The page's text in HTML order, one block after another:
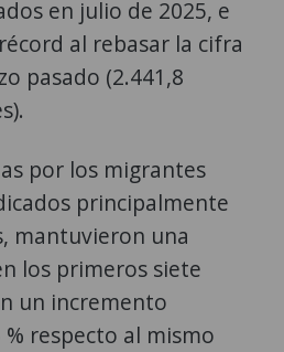
en julio de 2025, e
al rebasar la cifra
pasado (2.441,8
por los migrantes
principalmente
mantuvieron una
los primeros siete
un incremento
respecto al mismo